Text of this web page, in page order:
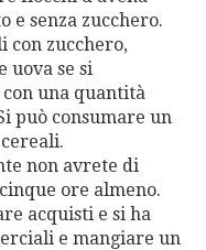
e senza zucchero.
con zucchero,
uova se si
una quantità
può consumare un
non avrete di
ore almeno.
acquisti e si ha
e mangiare un